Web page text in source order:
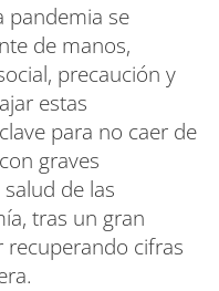
pandemia se
de manos,
precaución y
estas
para no caer de
graves
de las
tras un gran
cifras